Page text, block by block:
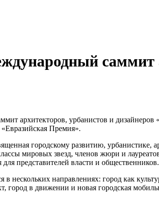
саммит
архитекторов, урбанистов и
Премия».
городскому развитию, урбанистике,
мировых звезд, членов жюри и
представителей власти и общественников.
нескольких направлениях: город как
город в движении и новая городская